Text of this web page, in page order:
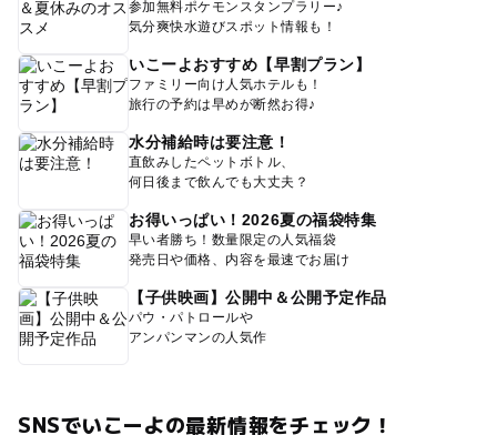
参加無料ポケモンスタンプラリー♪
気分爽快水遊びスポット情報も！
いこーよおすすめ【早割プラン】
ファミリー向け人気ホテルも！
旅行の予約は早めが断然お得♪
水分補給時は要注意！
直飲みしたペットボトル、
何日後まで飲んでも大丈夫？
お得いっぱい！2026夏の福袋特集
早い者勝ち！数量限定の人気福袋
発売日や価格、内容を最速でお届け
【子供映画】公開中＆公開予定作品
パウ・パトロールや
アンパンマンの人気作
SNSでいこーよの最新情報をチェック！